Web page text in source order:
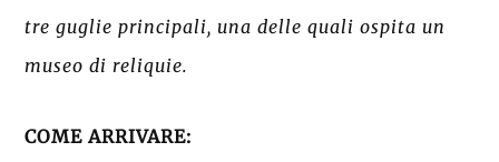
tre guglie principali, una delle quali ospita un
museo di reliquie.
COME ARRIVARE: